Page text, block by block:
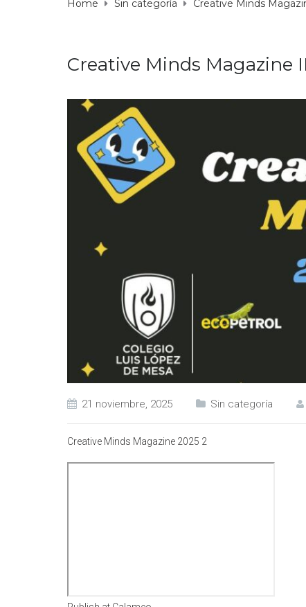
Home Sin categoría Creative Minds
Creative Minds Magazine
21 noviembre, 2025 Sin categoría
Creative Minds Magazine 2025 2